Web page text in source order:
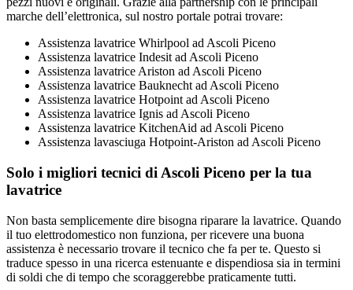
marche dell’elettronica, sul nostro portale potrai trovare:
Assistenza lavatrice Whirlpool ad Ascoli Piceno
Assistenza lavatrice Indesit ad Ascoli Piceno
Assistenza lavatrice Ariston ad Ascoli Piceno
Assistenza lavatrice Bauknecht ad Ascoli Piceno
Assistenza lavatrice Hotpoint ad Ascoli Piceno
Assistenza lavatrice Ignis ad Ascoli Piceno
Assistenza lavatrice KitchenAid ad Ascoli Piceno
Assistenza lavasciuga Hotpoint-Ariston ad Ascoli Piceno
Solo i migliori tecnici di Ascoli Piceno per la tua
lavatrice
Non basta semplicemente dire bisogna riparare la lavatrice. Quando
il tuo elettrodomestico non funziona, per ricevere una buona
assistenza è necessario trovare il tecnico che fa per te. Questo si
traduce spesso in una ricerca estenuante e dispendiosa sia in termini
di soldi che di tempo che scoraggerebbe praticamente tutti.